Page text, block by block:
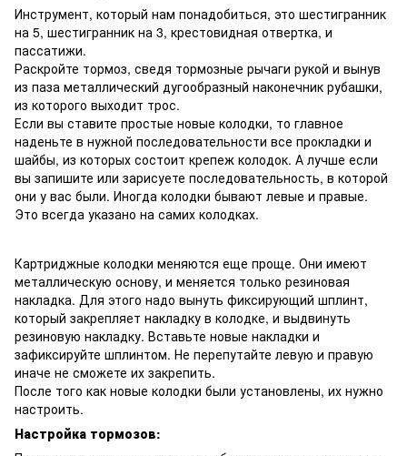
Инструмент, который нам понадобиться, это шестигранник
на 5, шестигранник на 3, крестовидная отвертка, и
пассатижи.
Раскройте тормоз, сведя тормозные рычаги рукой и вынув
из паза металлический дугообразный наконечник рубашки,
из которого выходит трос.
Если вы ставите простые новые колодки, то главное
наденьте в нужной последовательности все прокладки и
шайбы, из которых состоит крепеж колодок. А лучше если
вы запишите или зарисуете последовательность, в которой
они у вас были. Иногда колодки бывают левые и правые.
Это всегда указано на самих колодках.
Картриджные колодки меняются еще проще. Они имеют
металлическую основу, и меняется только резиновая
накладка. Для этого надо вынуть фиксирующий шплинт,
который закрепляет накладку в колодке, и выдвинуть
резиновую накладку. Вставьте новые накладки и
зафиксируйте шплинтом. Не перепутайте левую и правую
иначе не сможете их закрепить.
После того как новые колодки были установлены, их нужно
настроить.
Настройка тормозов: